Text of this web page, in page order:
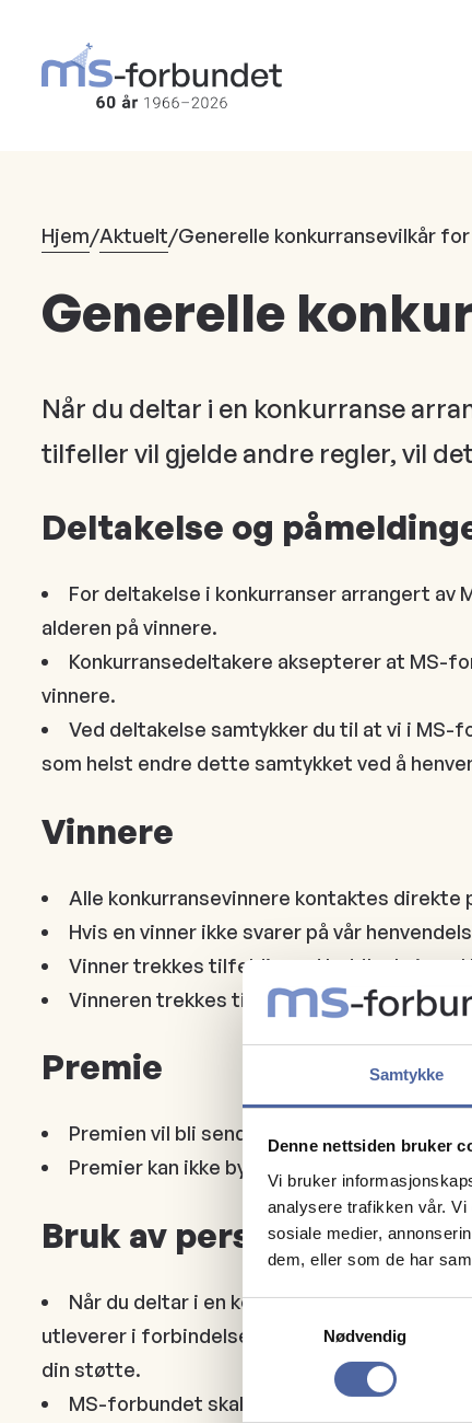
Samtykke
Denne nettsiden bruker
Vi bruker
analysere trafikken vår.
sosiale medier,
dem, eller som de har
Samtykkevalg
Nødvendig
hovedinnhold
Hjem/Aktuelt/Generelle konkurransevilkår
Generelle
Når du deltar i en konkurranse
tilfeller vil gjelde andre regler, vil
Deltakelse og
For deltakelse i konkurranser arrangert
alderen på vinnere.
Konkurransedeltakere aksepterer at MS-
vinnere.
Ved deltakelse samtykker du til at vi i
som helst endre dette samtykket ved å
Vinnere
Alle konkurransevinnere kontaktes direkte
Hvis en vinner ikke svarer på vår
Vinner trekkes tilfeldig ved loddtrekning
Vinneren trekkes tilfeldig blant alle som
Premie
Premien vil bli sendt på e-post/post etter
Premier kan ikke byttes til andre
Bruk av
Når du deltar i en konkurranse, gir du
utleverer i forbindelse med en konkurranse,
din støtte.
MS-forbundet skal ivareta alle